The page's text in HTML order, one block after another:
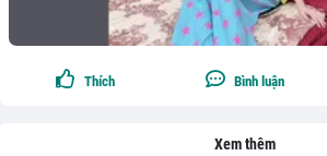
Thích Bình luận
Xem thêm